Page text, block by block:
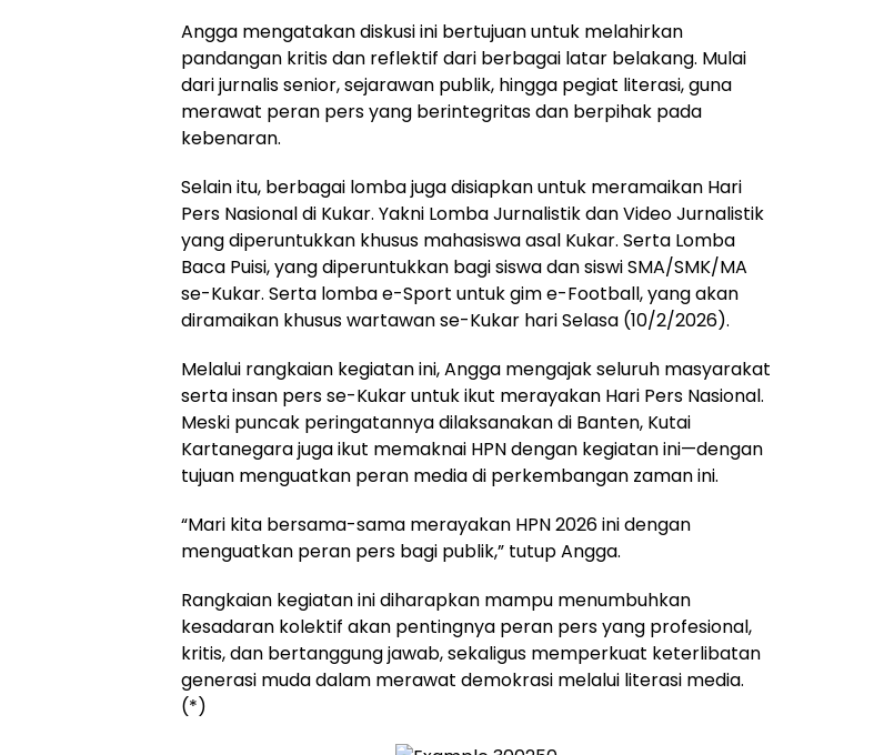
Angga mengatakan diskusi ini bertujuan untuk melahirkan
pandangan kritis dan reflektif dari berbagai latar belakang. Mulai
dari jurnalis senior, sejarawan publik, hingga pegiat literasi, guna
merawat peran pers yang berintegritas dan berpihak pada
kebenaran.
Selain itu, berbagai lomba juga disiapkan untuk meramaikan Hari
Pers Nasional di Kukar. Yakni Lomba Jurnalistik dan Video Jurnalistik
yang diperuntukkan khusus mahasiswa asal Kukar. Serta Lomba
Baca Puisi, yang diperuntukkan bagi siswa dan siswi SMA/SMK/MA
se-Kukar. Serta lomba e-Sport untuk gim e-Football, yang akan
diramaikan khusus wartawan se-Kukar hari Selasa (10/2/2026).
Melalui rangkaian kegiatan ini, Angga mengajak seluruh masyarakat
serta insan pers se-Kukar untuk ikut merayakan Hari Pers Nasional.
Meski puncak peringatannya dilaksanakan di Banten, Kutai
Kartanegara juga ikut memaknai HPN dengan kegiatan ini—dengan
tujuan menguatkan peran media di perkembangan zaman ini.
“Mari kita bersama-sama merayakan HPN 2026 ini dengan
menguatkan peran pers bagi publik,” tutup Angga.
Rangkaian kegiatan ini diharapkan mampu menumbuhkan
kesadaran kolektif akan pentingnya peran pers yang profesional,
kritis, dan bertanggung jawab, sekaligus memperkuat keterlibatan
generasi muda dalam merawat demokrasi melalui literasi media.
(*)